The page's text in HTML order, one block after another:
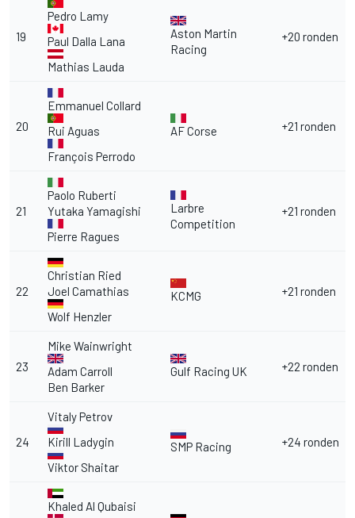
19
Pedro Lamy
Paul Dalla Lana
Mathias Lauda
Aston Martin
Racing
+20 ronden
20
Emmanuel Collard
Rui Aguas
François Perrodo
AF Corse +21 ronden
21
Paolo Ruberti
Yutaka Yamagishi
Pierre Ragues
Larbre
Competition
+21 ronden
22
Christian Ried
Joel Camathias
Wolf Henzler
KCMG +21 ronden
23
Mike Wainwright
Adam Carroll
Ben Barker
Gulf Racing UK +22 ronden
24
Vitaly Petrov
Kirill Ladygin
Viktor Shaitar
SMP Racing +24 ronden
Khaled Al Qubaisi